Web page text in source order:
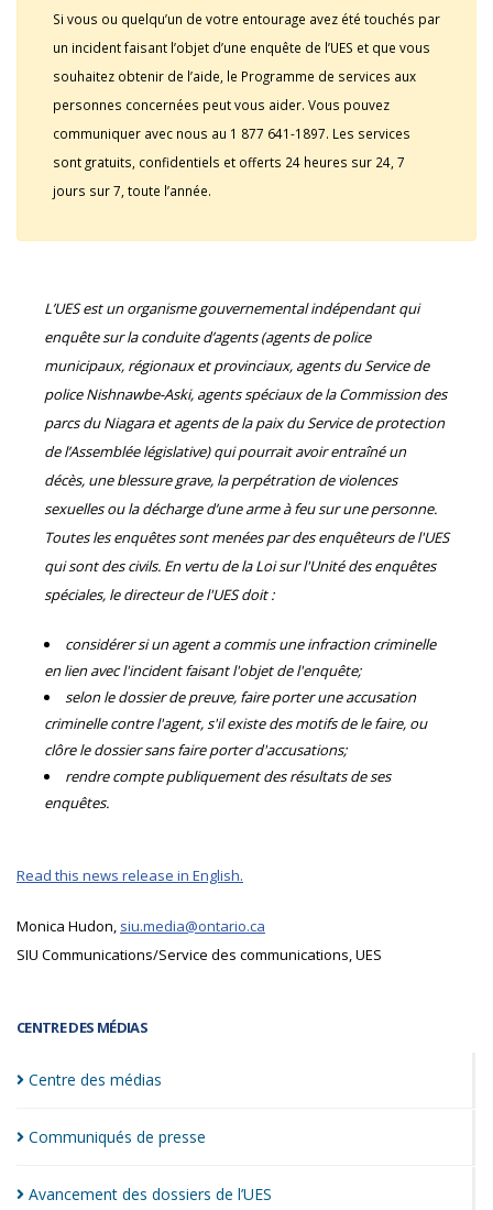
CENTRE DES MÉDIAS
Centre des médias
Communiqués de presse
Avancement des dossiers de l’UES
Si vous ou quelqu’un de votre entourage avez été touchés par
un incident faisant l’objet d’une enquête de l’UES et que vous
souhaitez obtenir de l’aide, le Programme de services aux
personnes concernées peut vous aider. Vous pouvez
communiquer avec nous au 1 877 641-1897. Les services
sont gratuits, confidentiels et offerts 24 heures sur 24, 7
jours sur 7, toute l’année.
L’UES est un organisme gouvernemental indépendant qui
enquête sur la conduite d’agents (agents de police
municipaux, régionaux et provinciaux, agents du Service de
police Nishnawbe-Aski, agents spéciaux de la Commission des
parcs du Niagara et agents de la paix du Service de protection
de l’Assemblée législative) qui pourrait avoir entraîné un
décès, une blessure grave, la perpétration de violences
sexuelles ou la décharge d’une arme à feu sur une personne.
Toutes les enquêtes sont menées par des enquêteurs de l'UES
qui sont des civils. En vertu de la Loi sur l'Unité des enquêtes
spéciales, le directeur de l'UES doit :
considérer si un agent a commis une infraction criminelle
en lien avec l'incident faisant l'objet de l'enquête;
selon le dossier de preuve, faire porter une accusation
criminelle contre l'agent, s'il existe des motifs de le faire, ou
clôre le dossier sans faire porter d'accusations;
rendre compte publiquement des résultats de ses
enquêtes.
Read this news release in English.
Monica Hudon, siu.media@ontario.ca
SIU Communications/Service des communications, UES